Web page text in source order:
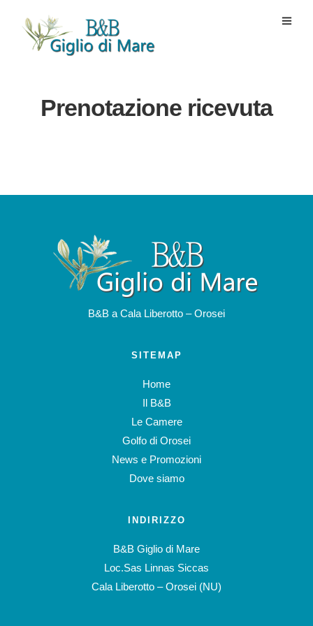
Prenotazione ricevuta
B&B a Cala Liberotto – Orosei
SITEMAP
Home
Il B&B
Le Camere
Golfo di Orosei
News e Promozioni
Dove siamo
INDIRIZZO
B&B Giglio di Mare
Loc.Sas Linnas Siccas
Cala Liberotto – Orosei (NU)